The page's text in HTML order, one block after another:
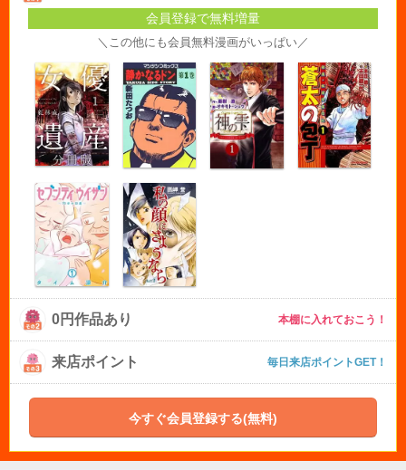
会員登録で無料増量
＼この他にも会員無料漫画がいっぱい／
0円作品あり 本棚に入れておこう！
来店ポイント 毎日来店ポイントGET！
今すぐ会員登録する(無料)